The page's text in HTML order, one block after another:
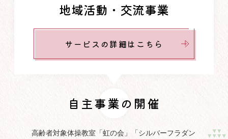
地域活動・交流事業
サービスの詳細はこちら
自主事業の開催
高齢者対象体操教室「虹の会」「シルバーフラダン